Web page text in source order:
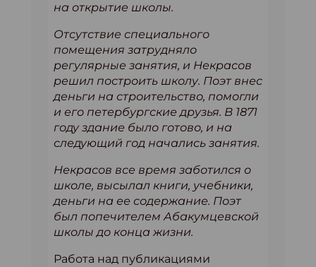
на открытие школы.
Отсутствие специального
помещения затрудняло
регулярные занятия, и Некрасов
решил построить школу. Поэт внес
деньги на строительство, помогли
и его петербургские друзья. В 1871
году здание было готово, и на
следующий год начались занятия.
Некрасов все время заботился о
школе, высылал книги, учебники,
деньги на ее содержание. Поэт
был попечителем Абакумцевской
школы до конца жизни.
Работа над публикациями